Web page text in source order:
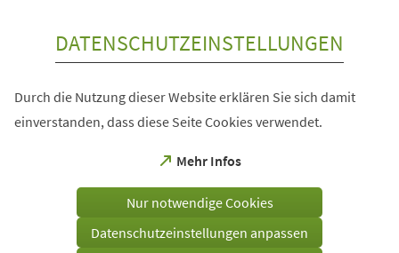
DATENSCHUTZEINSTELLUNGEN
Durch die Nutzung dieser Website erklären Sie sich damit
einverstanden, dass diese Seite Cookies verwendet.
Mehr Infos
(Öffnet
einem
Tab)
Nur notwendige Cookies
Datenschutzeinstellungen anpassen